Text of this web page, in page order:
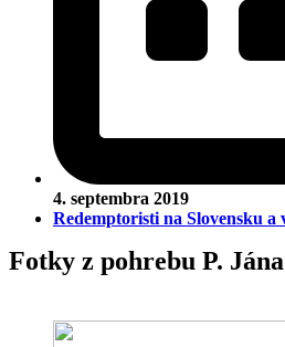
4. septembra 2019
Redemptoristi na Slovensku a
Fotky z pohrebu P.